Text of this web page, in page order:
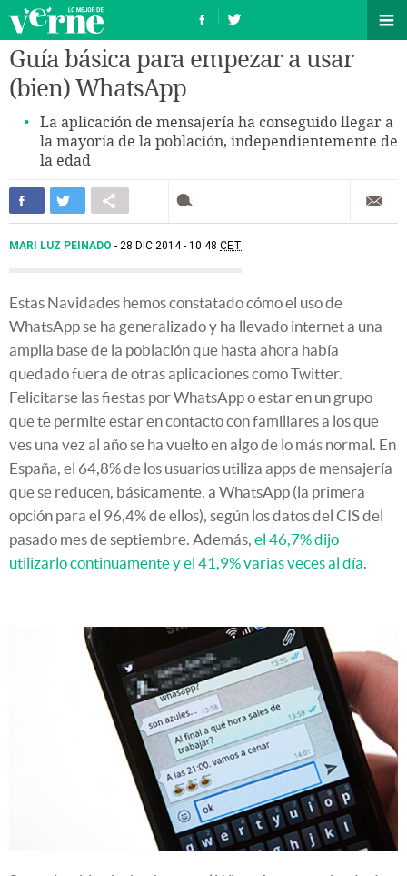
Guía básica para empezar a usar
(bien) WhatsApp
La aplicación de mensajería ha conseguido llegar a
la mayoría de la población, independientemente de
la edad
MARI LUZ PEINADO 28 DIC 2014 - 10:48 CET
Estas Navidades hemos constatado cómo el uso de
WhatsApp se ha generalizado y ha llevado internet a una
amplia base de la población que hasta ahora había
quedado fuera de otras aplicaciones como Twitter.
Felicitarse las fiestas por WhatsApp o estar en un grupo
que te permite estar en contacto con familiares a los que
ves una vez al año se ha vuelto en algo de lo más normal. En
España, el 64,8% de los usuarios utiliza apps de mensajería
que se reducen, básicamente, a WhatsApp (la primera
opción para el 96,4% de ellos), según los datos del CIS del
pasado mes de septiembre. Además, el 46,7% dijo
utilizarlo continuamente y el 41,9% varias veces al día.